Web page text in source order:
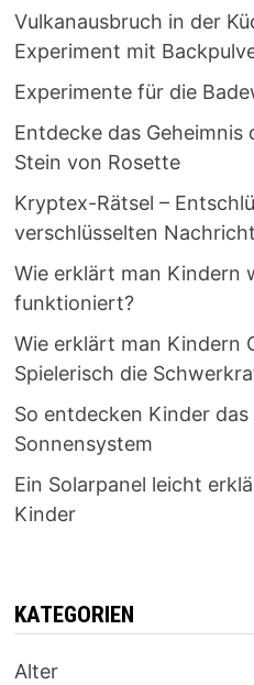
Vulkanausbruch in der
Experiment mit
Experimente für die
Entdecke das Geheimnis
Stein von Rosette
Kryptex-Rätsel –
verschlüsselten
Wie erklärt man Kindern
funktioniert?
Wie erklärt man Kindern
Spielerisch die
So entdecken Kinder
Sonnensystem
Ein Solarpanel leicht
Kinder
KATEGORIEN
Alter